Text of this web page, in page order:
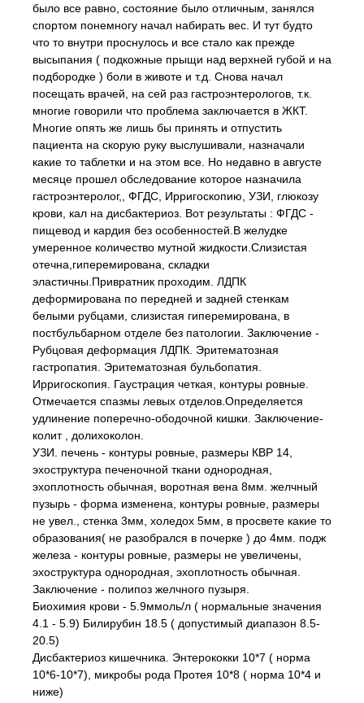
было все равно, состояние было отличным, занялся
спортом понемногу начал набирать вес. И тут будто
что то внутри проснулось и все стало как прежде
высыпания ( подкожные прыщи над верхней губой и на
подбородке ) боли в животе и т.д. Снова начал
посещать врачей, на сей раз гастроэнтерологов, т.к.
многие говорили что проблема заключается в ЖКТ.
Многие опять же лишь бы принять и отпустить
пациента на скорую руку выслушивали, назначали
какие то таблетки и на этом все. Но недавно в августе
месяце прошел обследование которое назначила
гастроэнтеролог,, ФГДС, Ирригоскопию, УЗИ, глюкозу
крови, кал на дисбактериоз. Вот результаты : ФГДС -
пищевод и кардия без особенностей.В желудке
умеренное количество мутной жидкости.Слизистая
отечна,гиперемирована, складки
эластичны.Привратник проходим. ЛДПК
деформирована по передней и задней стенкам
белыми рубцами, слизистая гиперемирована, в
постбульбарном отделе без патологии. Заключение -
Рубцовая деформация ЛДПК. Эритематозная
гастропатия. Эритематозная бульбопатия.
Ирригоскопия. Гаустрация четкая, контуры ровные.
Отмечается спазмы левых отделов.Определяется
удлинение поперечно-ободочной кишки. Заключение-
колит , долихоколон.
УЗИ. печень - контуры ровные, размеры КВР 14,
эхоструктура печеночной ткани однородная,
эхоплотность обычная, воротная вена 8мм. желчный
пузырь - форма изменена, контуры ровные, размеры
не увел., стенка 3мм, холедох 5мм, в просвете какие то
образования( не разобрался в почерке ) до 4мм. подж
железа - контуры ровные, размеры не увеличены,
эхоструктура однородная, эхоплотность обычная.
Заключение - полипоз желчного пузыря.
Биохимия крови - 5.9ммоль/л ( нормальные значения
4.1 - 5.9) Билирубин 18.5 ( допустимый диапазон 8.5-
20.5)
Дисбактериоз кишечника. Энтерококки 10*7 ( норма
10*6-10*7), микробы рода Протея 10*8 ( норма 10*4 и
ниже)